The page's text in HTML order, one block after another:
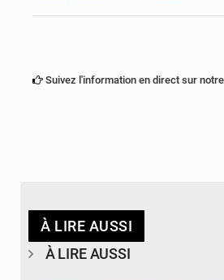
Suivez l'information en direct sur
À LIRE AUSSI
À LIRE AUSSI